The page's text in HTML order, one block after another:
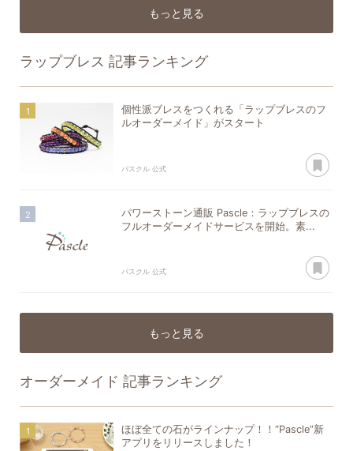
もっと見る
ラップブレス 記事ランキング
個性派ブレスをつくれる「ラップブレスのフ
ルオーダーメイド」がスタート
パスクル 公式
パワーストーン通販 Pascle：ラップブレスの
フルオーダーメイドサービスを開始。素...
パスクル 公式
もっと見る
オーダーメイド 記事ランキング
ほぼ全ての石がラインナップ！！“Pascle”新
アプリをリリースしました！